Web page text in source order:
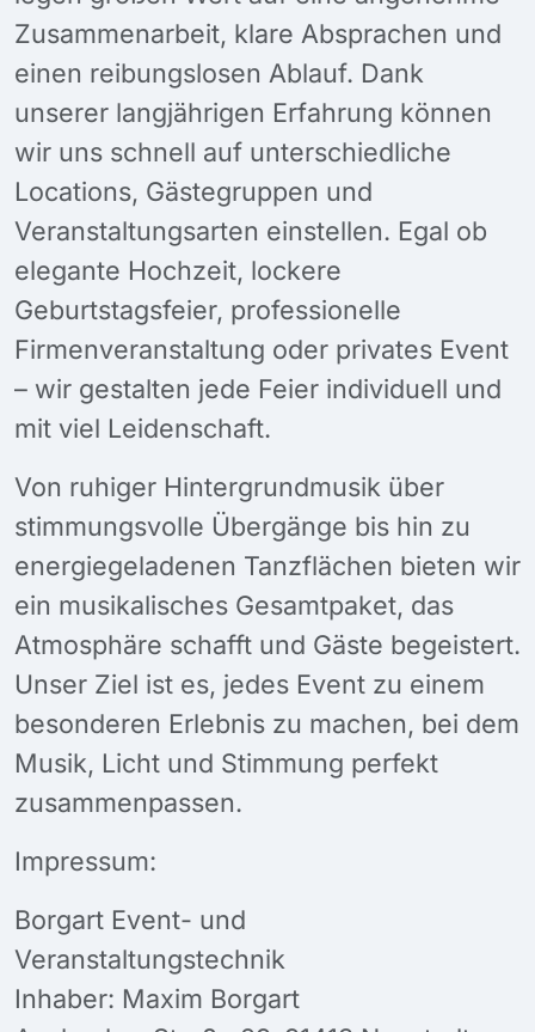
Zusammenarbeit, klare Absprachen und
einen reibungslosen Ablauf. Dank
unserer langjährigen Erfahrung können
wir uns schnell auf unterschiedliche
Locations, Gästegruppen und
Veranstaltungsarten einstellen. Egal ob
elegante Hochzeit, lockere
Geburtstagsfeier, professionelle
Firmenveranstaltung oder privates Event
– wir gestalten jede Feier individuell und
mit viel Leidenschaft.
Von ruhiger Hintergrundmusik über
stimmungsvolle Übergänge bis hin zu
energiegeladenen Tanzflächen bieten wir
ein musikalisches Gesamtpaket, das
Atmosphäre schafft und Gäste begeistert.
Unser Ziel ist es, jedes Event zu einem
besonderen Erlebnis zu machen, bei dem
Musik, Licht und Stimmung perfekt
zusammenpassen.
Impressum:
Borgart Event- und
Veranstaltungstechnik
Inhaber: Maxim Borgart